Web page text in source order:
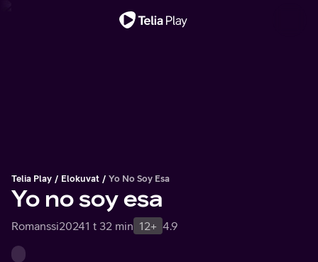
Telia Play Elokuvat Yo No Soy Esa
Yo no soy esa
Romanssi20241 t 32 min 12+ 4.9